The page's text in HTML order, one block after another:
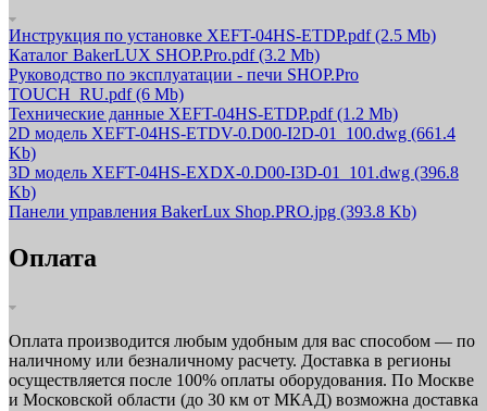
Инструкция по установке XEFT-04HS-ETDP.pdf(2.5 Mb)
Каталог BakerLUX SHOP.Pro.pdf(3.2 Mb)
Руководство по эксплуатации - печи SHOP.Pro
TOUCH_RU.pdf(6 Mb)
Технические данные XEFT-04HS-ETDP.pdf(1.2 Mb)
2D модель XEFT-04HS-ETDV-0.D00-I2D-01_100.dwg (661.4
Kb)
3D модель XEFT-04HS-EXDX-0.D00-I3D-01_101.dwg (396.8
Kb)
Панели управления BakerLux Shop.PRO.jpg (393.8 Kb)
Оплата
Оплата производится любым удобным для вас способом — по
наличному или безналичному расчету. Доставка в регионы
осуществляется после 100% оплаты оборудования. По Москве
и Московской области (до 30 км от МКАД) возможна доставка